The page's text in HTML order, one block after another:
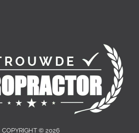
COPYRIGHT © 2026